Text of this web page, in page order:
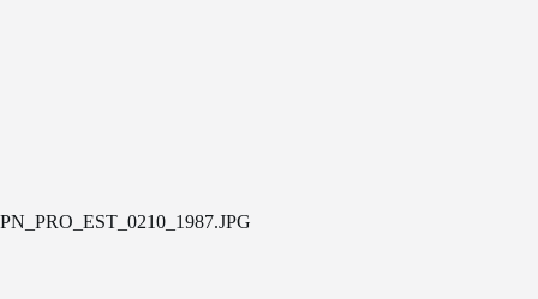
PN_PRO_EST_0210_1987.JPG